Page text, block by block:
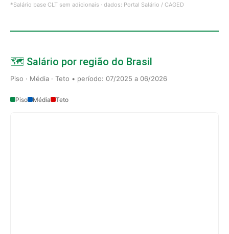
*Salário base CLT sem adicionais · dados: Portal Salário / CAGED
🗺️ Salário por região do Brasil
Piso · Média · Teto • período: 07/2025 a 06/2026
Piso Média Teto